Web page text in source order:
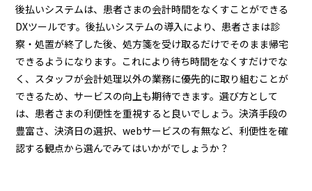
後払いシステムは、患者さまの会計時間をなくすことができる
DXツールです。後払いシステムの導入により、患者さまは診
察・処置が終了した後、処方箋を受け取るだけでそのまま帰宅
できるようになります。これにより待ち時間をなくすだけでな
く、スタッフが会計処理以外の業務に優先的に取り組むことが
できるため、サービスの向上も期待できます。選び方として
は、患者さまの利便性を重視すると良いでしょう。決済手段の
豊富さ、決済日の選択、webサービスの有無など、利便性を確
認する観点から選んでみてはいかがでしょうか？